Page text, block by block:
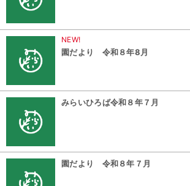
NEW!
園だより 令和８年8月
みらいひろば令和８年７月
園だより 令和８年７月